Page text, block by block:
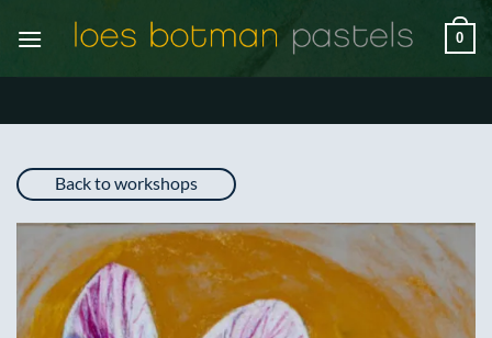
naar
0
Back to workshops